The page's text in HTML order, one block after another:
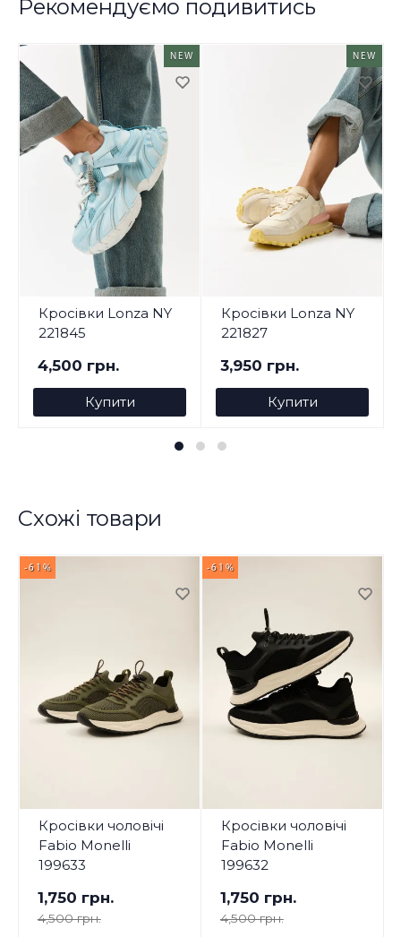
Рекомендуємо подивитись
NEW
Кросівки Lonza NY
221845
4,500 грн.
Купити
NEW
Кросівки Lonza NY
221827
3,950 грн.
Купити
Схожі товари
-61%
Кросівки чоловічі
Fabio Monelli
199633
1,750 грн.
4,500 грн.
-61%
Кросівки чоловічі
Fabio Monelli
199632
1,750 грн.
4,500 грн.